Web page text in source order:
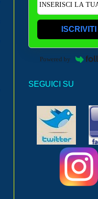
ISCRIVITI
Powered by
SEGUICI SU